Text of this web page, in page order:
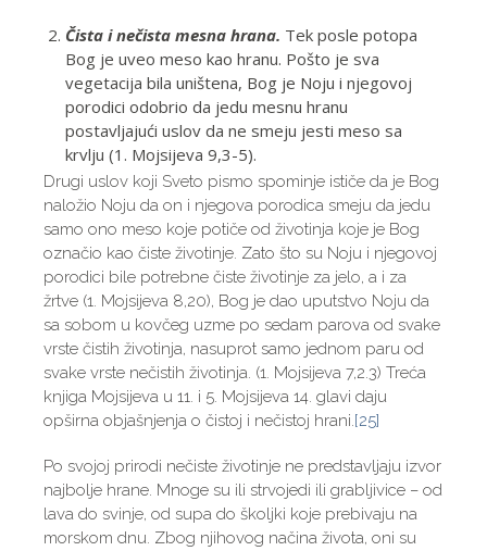
Čista i nečista mesna hrana. Tek posle potopa
Bog je uveo meso kao hranu. Pošto je sva
vegetacija bila uništena, Bog je Noju i njegovoj
porodici odobrio da jedu mesnu hranu
postavljajući uslov da ne smeju jesti meso sa
krvlju (1. Mojsijeva 9,3-5).
Drugi uslov koji Sveto pismo spominje ističe da je Bog
naložio Noju da on i njegova porodica smeju da jedu
samo ono meso koje potiče od životinja koje je Bog
označio kao čiste životinje. Zato što su Noju i njegovoj
porodici bile potrebne čiste životinje za jelo, a i za
žrtve (1. Mojsijeva 8,20), Bog je dao uputstvo Noju da
sa sobom u kovčeg uzme po sedam parova od svake
vrste čistih životinja, nasuprot samo jednom paru od
svake vrste nečistih životinja. (1. Mojsijeva 7,2.3) Treća
knjiga Mojsijeva u 11. i 5. Mojsijeva 14. glavi daju
opširna objašnjenja o čistoj i nečistoj hrani.[25]
Po svojoj prirodi nečiste životinje ne predstavljaju izvor
najbolje hrane. Mnoge su ili strvojedi ili grabljivice – od
lava do svinje, od supa do školjki koje prebivaju na
morskom dnu. Zbog njihovog načina života, oni su